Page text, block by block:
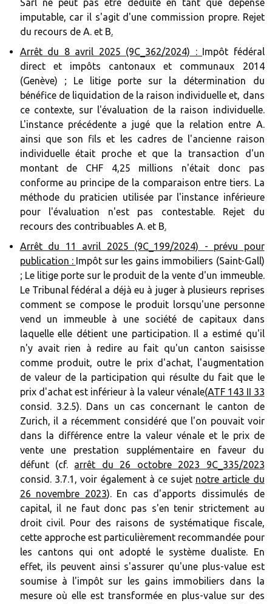
Sàrl ne peut pas être déduite en tant que dépense
imputable, car il s'agit d'une commission propre. Rejet
du recours de A. et B.‍
Arrêt du 8 avril 2025 (9C_362/2024) : Impôt fédéral
direct et impôts cantonaux et communaux 2014
(Genève) ; Le litige porte sur la détermination du
bénéfice de liquidation de la raison individuelle et, dans
ce contexte, sur l'évaluation de la raison individuelle.
L'instance précédente a jugé que la relation entre A.
ainsi que son fils et les cadres de l'ancienne raison
individuelle était proche et que la transaction d'un
montant de CHF 4,25 millions n'était donc pas
conforme au principe de la comparaison entre tiers. La
méthode du praticien utilisée par l'instance inférieure
pour l'évaluation n'est pas contestable. Rejet du
recours des contribuables A. et B.‍
Arrêt du 11 avril 2025 (9C_199/2024) - prévu pour
publication : Impôt sur les gains immobiliers (Saint-Gall)
; Le litige porte sur le produit de la vente d'un immeuble.
Le Tribunal fédéral a déjà eu à juger à plusieurs reprises
comment se compose le produit lorsqu'une personne
vend un immeuble à une société de capitaux dans
laquelle elle détient une participation. Il a estimé qu'il
n'y avait rien à redire au fait qu'un canton saisisse
comme produit, outre le prix d'achat, l'augmentation
de valeur de la participation qui résulte du fait que le
prix d'achat est inférieur à la valeur vénale(ATF 143 II 33
consid. 3.2.5). Dans un cas concernant le canton de
Zurich, il a récemment considéré que l'on pouvait voir
dans la différence entre la valeur vénale et le prix de
vente une prestation supplémentaire en faveur du
défunt (cf. arrêt du 26 octobre 2023 9C_335/2023
consid. 3.7.1, voir également à ce sujet notre article du
26 novembre 2023). En cas d'apports dissimulés de
capital, il ne faut donc pas s'en tenir strictement au
droit civil. Pour des raisons de systématique fiscale,
cette approche est particulièrement recommandée pour
les cantons qui ont adopté le système dualiste. En
effet, ils peuvent ainsi s'assurer qu'une plus-value est
soumise à l'impôt sur les gains immobiliers dans la
mesure où elle est transformée en plus-value sur des